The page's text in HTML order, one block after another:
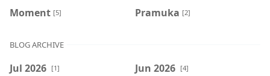
Moment [5] Pramuka [2]
BLOG ARCHIVE
Jul 2026 [1] Jun 2026 [4]